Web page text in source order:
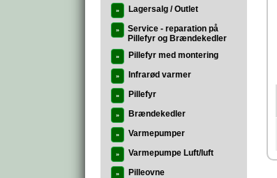
» Lagersalg / Outlet
»
Service - reparation på
Pillefyr og Brændekedler
» Pillefyr med montering
» Infrarød varmer
» Pillefyr
» Brændekedler
» Varmepumper
» Varmepumpe Luft/luft
» Pilleovne